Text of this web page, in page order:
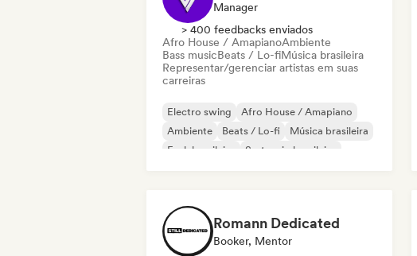
Manager
> 400 feedbacks enviados
Afro House / AmapianoAmbiente
Bass musicBeats / Lo-fiMúsica brasileira
Representar/gerenciar artistas em suas
carreiras
Electro swing
Afro House / Amapiano
Ambiente
Beats / Lo-fi
Música brasileira
Funk brasileiro
Sertanejo brasileiro
Romann Dedicated
Booker, Mentor